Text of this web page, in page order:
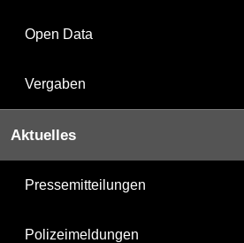
Open Data
Vergaben
Aktuelles
Pressemitteilungen
Polizeimeldungen